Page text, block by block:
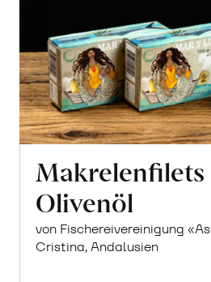
Makrelenfilets
Olivenöl
von Fischereivereinigung
Cristina, Andalusien